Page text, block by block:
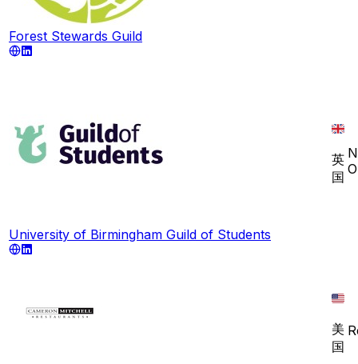
Forest Stewards Guild
University of Birmingham Guild of Students
英
国
美
国